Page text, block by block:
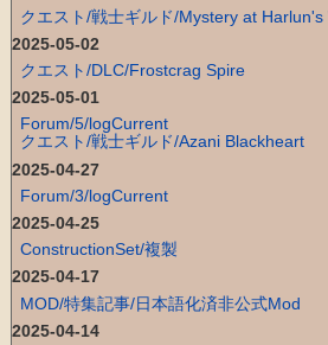
クエスト/戦士ギルド/Mystery at Harlun's
2025-05-02
クエスト/DLC/Frostcrag Spire
2025-05-01
Forum/5/logCurrent
クエスト/戦士ギルド/Azani Blackheart
2025-04-27
Forum/3/logCurrent
2025-04-25
ConstructionSet/複製
2025-04-17
MOD/特集記事/日本語化済非公式Mod
2025-04-14